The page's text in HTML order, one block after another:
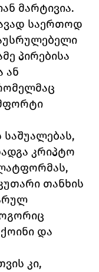
მარტივია.
საერთოდ
პირებისა
ან
საშუალებას,
კრიპტო
თანხის
და
კი,